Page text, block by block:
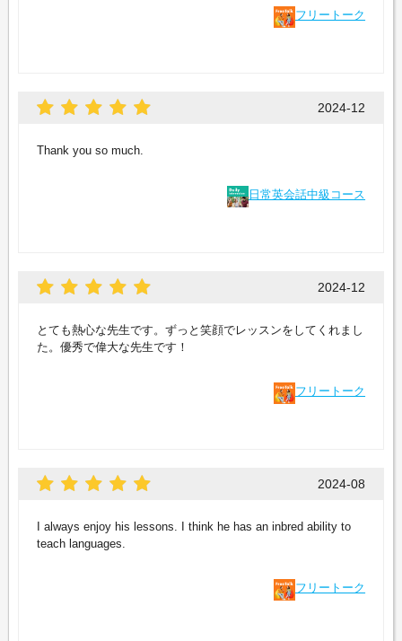
フリートーク
2024-12
Thank you so much.
日常英会話中級コース
2024-12
とても熱心な先生です。ずっと笑顔でレッスンをしてくれまし
た。優秀で偉大な先生です！
フリートーク
2024-08
I always enjoy his lessons. I think he has an inbred ability to
teach languages.
フリートーク